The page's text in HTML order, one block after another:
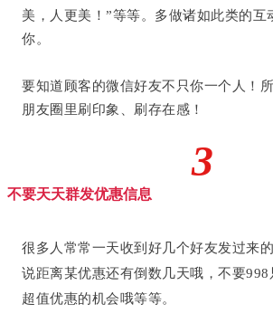
美，人更美！”等等。多做诸如此类的互
你。
要知道顾客的微信好友不只你一个人！
朋友圈里刷印象、刷存在感！
3
不要天天群发优惠信息
很多人常常一天收到好几个好友发过来
说距离某优惠还有倒数几天哦，不要
超值优惠的机会哦等等。